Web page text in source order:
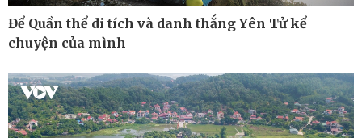
Pháp luật
Vụ án
Tin nóng
Thể thao
Pickleball
Thế giới thể thao
Lịch thi đấu bóng đá
eSports
Hậu trường
Để Quần thể di tích và danh thắng Yên Tử kể
chuyện của mình